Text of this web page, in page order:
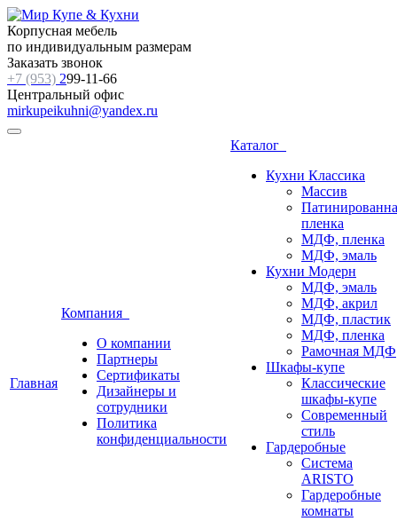
Корпусная мебель
по индивидуальным размерам
Заказать звонок
+7 (953) 299-11-66
Центральный офис
mirkupeikuhni@yandex.ru
Главная
Компания
О компании
Партнеры
Сертификаты
Дизайнеры и
сотрудники
Политика
конфиденциальности
Каталог
Кухни Классика
Массив
пленка
МДФ, пленка
МДФ, эмаль
Кухни Модерн
МДФ, эмаль
МДФ, акрил
МДФ, пластик
МДФ, пленка
Рамочная МДФ
Шкафы-купе
Классические
шкафы-купе
Современный
стиль
Гардеробные
Система
ARISTO
Гардеробные
комнаты